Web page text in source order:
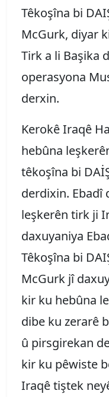
Têkoşîna bi
McGurk, diyar
Tirk a li Başika
operasyona
derxin.
Kerokê Iraqê
hebûna
têkoşîna bi
derdixin. Ebadî
leşkerên tirk ji
daxuyaniya
Têkoşîna bi
McGurk jî
kir ku hebûna
dibe ku zerarê
û pirsgirekan
kir ku pêwiste
Iraqê tiştek